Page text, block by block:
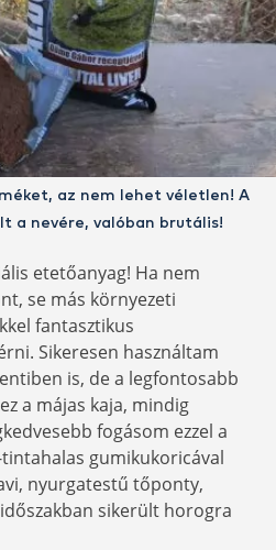
az nem lehet véletlen! A
a nevére, valóban brutális!
etetőanyag! Ha nem
se más környezeti
fantasztikus
Sikeresen használtam
is, de a legfontosabb
a májas kaja, mindig
fogásom ezzel a
gumikukoricával
nyurgatestű tőponty,
sikerült horogra